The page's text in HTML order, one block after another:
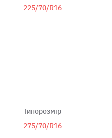
225/70/R16
Типорозмір
275/70/R16